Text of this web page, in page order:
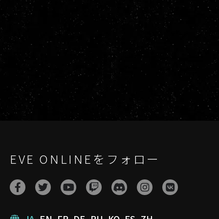
EVE ONLINEをフォロー